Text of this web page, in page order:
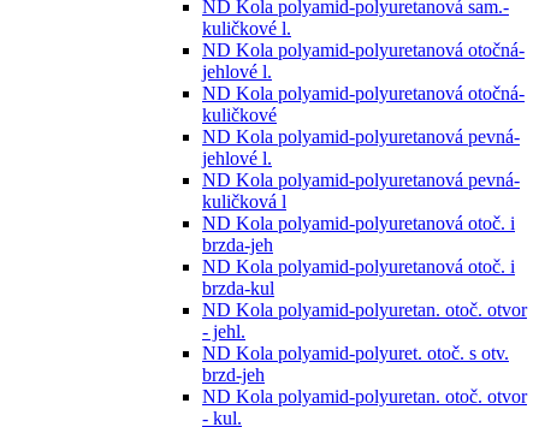
ND Kola polyamid-polyuretanová sam.-
kuličkové l.
ND Kola polyamid-polyuretanová otočná-
jehlové l.
ND Kola polyamid-polyuretanová otočná-
kuličkové
ND Kola polyamid-polyuretanová pevná-
jehlové l.
ND Kola polyamid-polyuretanová pevná-
kuličková l
ND Kola polyamid-polyuretanová otoč. i
brzda-jeh
ND Kola polyamid-polyuretanová otoč. i
brzda-kul
ND Kola polyamid-polyuretan. otoč. otvor
- jehl.
ND Kola polyamid-polyuret. otoč. s otv.
brzd-jeh
ND Kola polyamid-polyuretan. otoč. otvor
- kul.